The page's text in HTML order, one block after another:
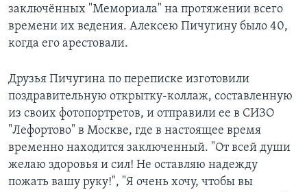
заключённых "Мемориала" на протяжении всего
времени их ведения. Алексею Пичугину было 40,
когда его арестовали.
Друзья Пичугина по переписке изготовили
поздравительную открытку-коллаж, составленную
из своих фотопортретов, и отправили ее в СИЗО
"Лефортово" в Москве, где в настоящее время
временно находится заключенный. "От всей души
желаю здоровья и сил! Не оставляю надежду
пожать вашу руку!", "Я очень хочу, чтобы вы